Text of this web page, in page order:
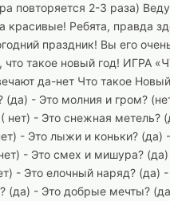
повторяется 2-3 раза)
красивые! Ребята, правда
праздник! Вы его
что такое новый год! ИГРА
да-нет Что такое Новый
- Это молния и гром?
нет) - Это снежная метель?
- Это лыжи и коньки? (да)
- Это смех и мишура?
- Это елочный наряд? (да)
(да) - Это добрые мечты?